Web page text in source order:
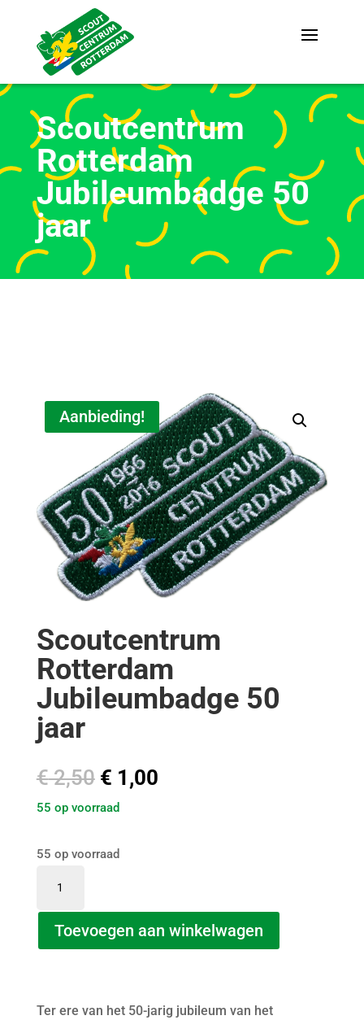
Scoutcentrum
Rotterdam
Jubileumbadge 50
jaar
Aanbieding!
Scoutcentrum
Rotterdam
Jubileumbadge 50
jaar
€2,50 Oorspronkelijke
prijs
€ 2,50.
€ 1,00Huidige
55 op voorraad
55 op voorraad
Toevoegen aan winkelwagen
Ter ere van het 50-jarig jubileum van het